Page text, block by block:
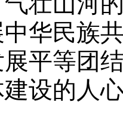
华民族
平等团
设的人